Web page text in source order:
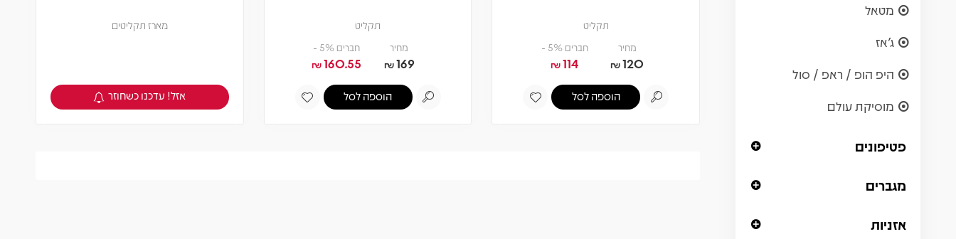
מטאל
ג'אז
היפ הופ / ראפ / סול
מוסיקת עולם
פטיפונים
מגברים
אזניות
תקליט
מחיר
120
₪
חברים 5% -
114
₪
הוספה לסל
תקליט
מחיר
169
₪
חברים 5% -
160.55
₪
הוספה לסל
מארז תקליטים
צפיה במוצר
אזל! עדכנו כשחוזר